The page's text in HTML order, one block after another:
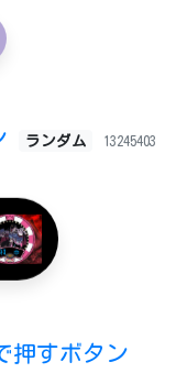
ランダム 13245403
押すボタン